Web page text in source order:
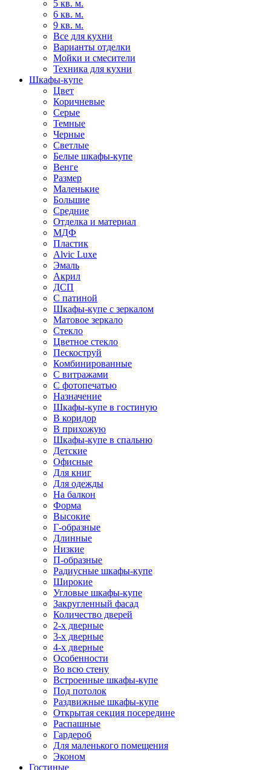
5 кв. м.
6 кв. м.
9 кв. м.
Все для кухни
Варианты отделки
Мойки и смесители
Техника для кухни
Шкафы-купе
Цвет
Коричневые
Серые
Темные
Черные
Светлые
Белые шкафы-купе
Венге
Размер
Маленькие
Большие
Средние
Отделка и материал
МДФ
Пластик
Alvic Luxe
Эмаль
Акрил
ДСП
С патиной
Шкафы-купе с зеркалом
Матовое зеркало
Стекло
Цветное стекло
Пескоструй
Комбинированные
С витражами
С фотопечатью
Назначение
Шкафы-купе в гостиную
В коридор
В прихожую
Шкафы-купе в спальню
Детские
Офисные
Для книг
Для одежды
На балкон
Форма
Высокие
Г-образные
Длинные
Низкие
П-образные
Радиусные шкафы-купе
Широкие
Угловые шкафы-купе
Закругленный фасад
Количество дверей
2-х дверные
3-х дверные
4-х дверные
Особенности
Во всю стену
Встроенные шкафы-купе
Под потолок
Раздвижные шкафы-купе
Открытая секция посередине
Распашные
Гардероб
Для маленького помещения
Эконом
Гостиные